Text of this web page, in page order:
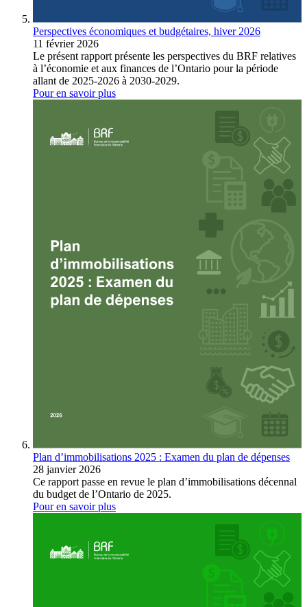
Perspectives économiques et budgétaires, hiver 2026
11 février 2026
Le présent rapport présente les perspectives du BRF relatives
à l’économie et aux finances de l’Ontario pour la période
allant de 2025-2026 à 2030-2029.
Pour en savoir plus
Plan d’immobilisations 2025 : Examen du plan de dépenses
28 janvier 2026
Ce rapport passe en revue le plan d’immobilisations décennal
du budget de l’Ontario de 2025.
Pour en savoir plus